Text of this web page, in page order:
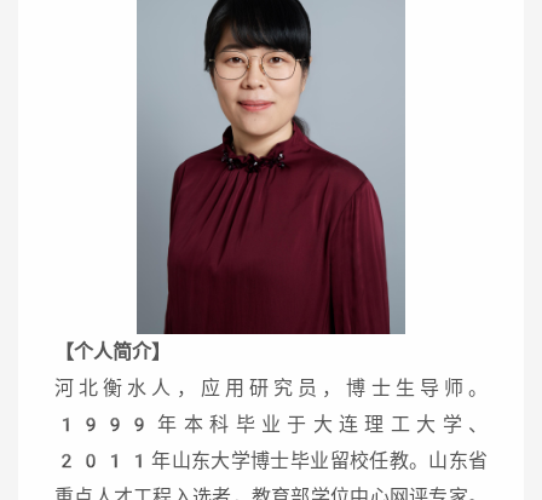
【个人简介】
河北衡水人，应用研究员，博士生导师。
1999年本科毕业于大连理工大学、
2011年山东大学博士毕业留校任教。山东省